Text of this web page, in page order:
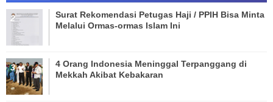
Surat Rekomendasi Petugas Haji / PPIH Bisa Minta
Melalui Ormas-ormas Islam Ini
4 Orang Indonesia Meninggal Terpanggang di
Mekkah Akibat Kebakaran